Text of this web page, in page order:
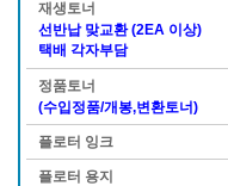
재생토너
선반납 맞교환 (2EA 이상)
택배 각자부담
정품토너
(수입정품/개봉,변환토너)
플로터 잉크
플로터 용지